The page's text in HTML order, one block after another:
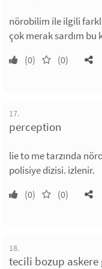
nörobilim ile ilgili
çok merak sardım bu
(0) (0)
17.
perception
lie to me tarzında
polisiye dizisi. izlenir.
(0) (0)
18.
tecili bozup askere